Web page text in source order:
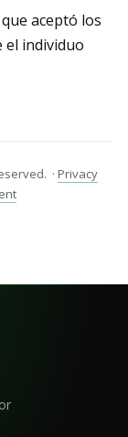
aceptó los
el individuo
· Privacy